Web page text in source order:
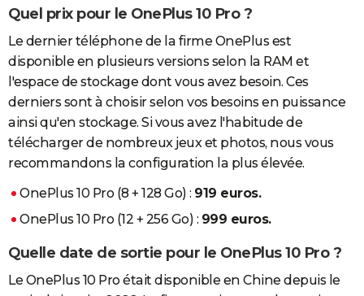
Quel prix pour le OnePlus 10 Pro ?
Le dernier téléphone de la firme OnePlus est
disponible en plusieurs versions selon la RAM et
l'espace de stockage dont vous avez besoin. Ces
derniers sont à choisir selon vos besoins en puissance
ainsi qu'en stockage. Si vous avez l'habitude de
télécharger de nombreux jeux et photos, nous vous
recommandons la configuration la plus élevée.
OnePlus 10 Pro (8 + 128 Go) : 919 euros.
OnePlus 10 Pro (12 + 256 Go) : 999 euros.
Quelle date de sortie pour le OnePlus 10 Pro ?
Le OnePlus 10 Pro était disponible en Chine depuis le